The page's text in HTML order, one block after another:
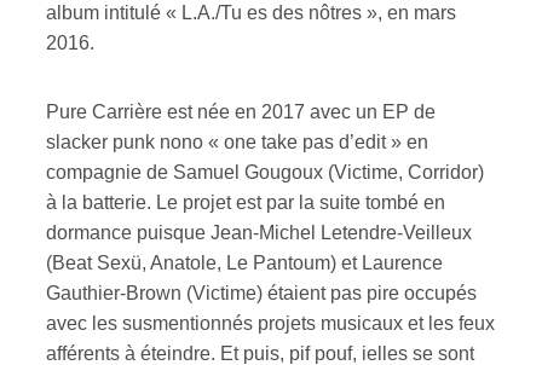
album intitulé « L.A./Tu es des nôtres », en mars
2016.
Pure Carrière est née en 2017 avec un EP de
slacker punk nono « one take pas d’edit » en
compagnie de Samuel Gougoux (Victime, Corridor)
à la batterie. Le projet est par la suite tombé en
dormance puisque Jean-Michel Letendre-Veilleux
(Beat Sexü, Anatole, Le Pantoum) et Laurence
Gauthier-Brown (Victime) étaient pas pire occupés
avec les susmentionnés projets musicaux et les feux
afférents à éteindre. Et puis, pif pouf, ielles se sont